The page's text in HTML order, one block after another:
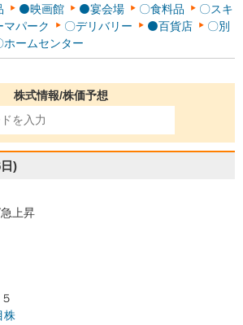
⚫映画館 ⚫宴会場 〇食料品
〇スキ
マパーク 〇デリバリー ⚫百貨店
〇別
ホームセンター
株式情報/株価予想
)
上昇
株